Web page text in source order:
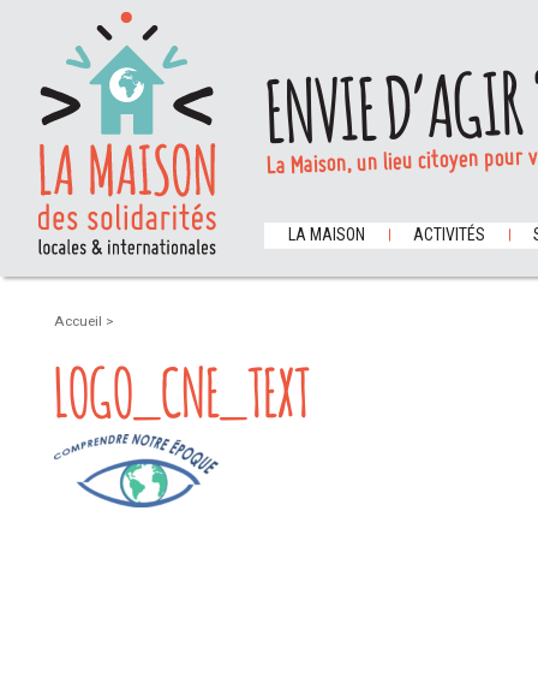
ENVIE
La Maison, un lieu citoyen
LA MAISON ACTIVITÉS
Accueil >
LOGO_CNE_TEXT